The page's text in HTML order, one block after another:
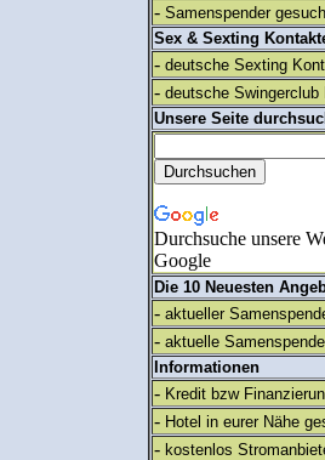
- Samenspender
Sex & Sexting
- deutsche Sexting
- deutsche Swingerclub
Unsere Seite
Durchsuche unsere
Google
Die 10 Neuesten
- aktueller
- aktuelle
Informationen
- Kredit bzw
- Hotel in eurer Nähe
- kostenlos